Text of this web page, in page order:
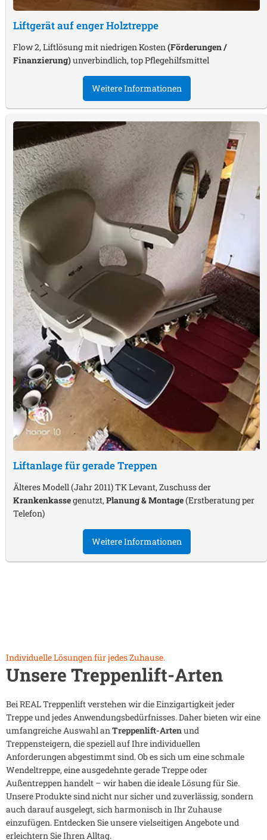
Liftgerät auf enger Holztreppe
Flow 2, Liftlösung mit niedrigen Kosten (Förderungen /
Finanzierung)unverbindlich, top Pflegehilfsmittel
Weitere Informationen
Liftanlage für gerade Treppen
Älteres Modell (Jahr 2011) TK Levant, Zuschuss der
Krankenkassegenutzt,Planung & Montage(Erstberatung per
Telefon)
Weitere Informationen
Individuelle Lösungen für jedes Zuhause.
Unsere Treppenlift-Arten
Bei REAL Treppenlift verstehen wir die Einzigartigkeit jeder
Treppe und jedes Anwendungsbedürfnisses. Daher bieten wir eine
umfangreiche Auswahl anTreppenlift-Artenund
Treppensteigern, die speziell auf Ihre individuellen
Anforderungen abgestimmt sind. Ob es sich um eine schmale
Wendeltreppe, eine ausgedehnte gerade Treppe oder
Außentreppen handelt – wir haben die ideale Lösung für Sie.
Unsere Produkte sind nicht nur sicher und zuverlässig, sondern
auch darauf ausgelegt, sich harmonisch in Ihr Zuhause
einzufügen. Entdecken Sie unsere vielseitigen Angebote und
erleichtern Sie Ihren Alltag.